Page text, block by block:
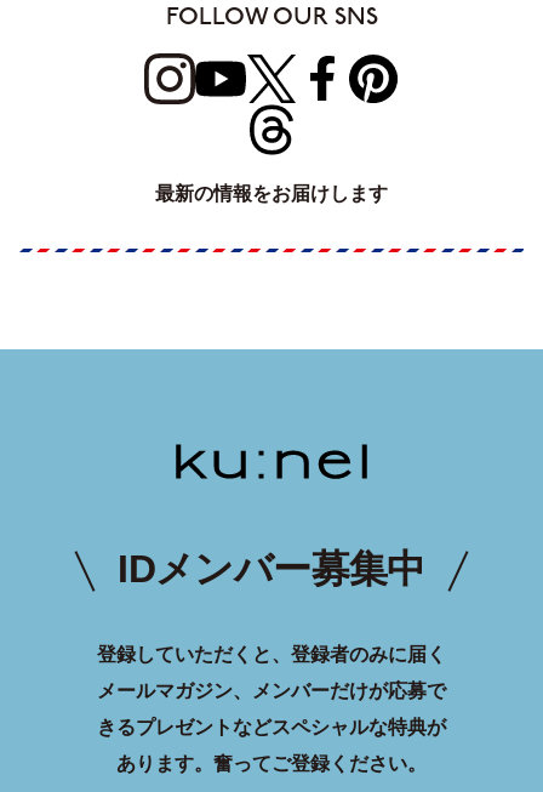
FOLLOW OUR SNS
最新の情報をお届けします
IDメンバー募集中
登録していただくと、登録者のみに届く
メールマガジン、メンバーだけが応募で
きるプレゼントなどスペシャルな特典が
あります。 奮ってご登録ください。